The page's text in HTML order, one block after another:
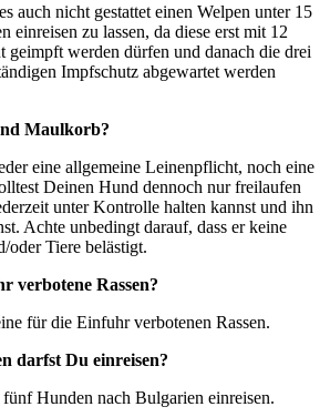
auch nicht gestattet einen Welpen unter 15
einreisen zu lassen, da diese erst mit 12
geimpft werden dürfen und danach die drei
Impfschutz abgewartet werden
Maulkorb?
eine allgemeine Leinenpflicht, noch eine
Deinen Hund dennoch nur freilaufen
unter Kontrolle halten kannst und ihn
Achte unbedingt darauf, dass er keine
oder Tiere belästigt.
verbotene Rassen?
für die Einfuhr verbotenen Rassen.
darfst Du einreisen?
Hunden nach Bulgarien einreisen.